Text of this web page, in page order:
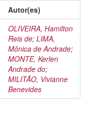
Autor(es)
OLIVEIRA, Hamilton
Reis de; LIMA,
Mônica de Andrade;
MONTE, Kerlen
Andrade do;
MILITÃO, Vivianne
Benevides